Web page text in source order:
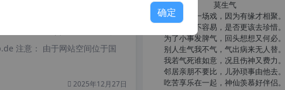
注意： 由于网站空间位于国
2025年12月27日
莫生气
人生就像一场戏，因为有缘才相聚。
相扶到老不容易，是否更该去珍惜。
为了小事发脾气，回头想想又何必。
别人生气我不气，气出病来无人替。
我若气死谁如意，况且伤神又费力。
邻居亲朋不要比，儿孙琐事由他去。
吃苦享乐在一起，神仙羡慕好伴侣。
确定